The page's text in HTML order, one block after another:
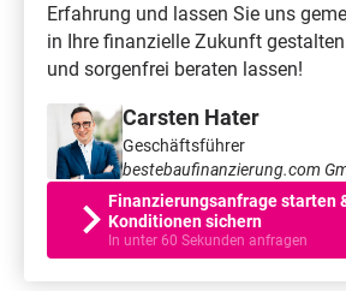
Erfahrung und lassen Sie uns
in Ihre finanzielle Zukunft
und sorgenfrei beraten lassen!
Carsten Hater
Geschäftsführer
bestebaufinanzierung.com
Finanzierungsanfrage starten
Konditionen sichern
In unter 60 Sekunden anfragen